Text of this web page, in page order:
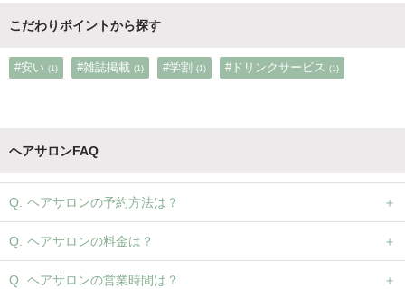
こだわりポイントから探す
#安い (1) #雑誌掲載 (1) #学割 (1) #ドリンクサービス (1)
ヘアサロンFAQ
ヘアサロンの予約方法は？
ヘアサロンの料金は？
ヘアサロンの営業時間は？